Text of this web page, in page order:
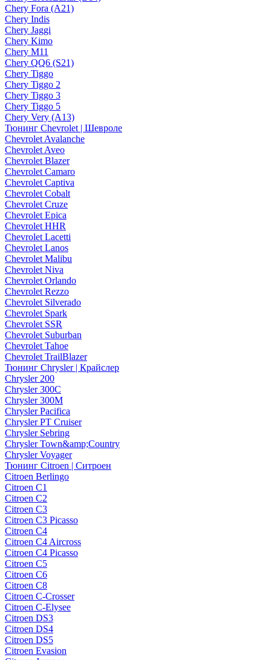
Chery Fora (A21)
Chery Indis
Chery Jaggi
Chery Kimo
Chery M11
Chery QQ6 (S21)
Chery Tiggo
Chery Tiggo 2
Chery Tiggo 3
Chery Tiggo 5
Chery Very (A13)
Тюнинг Chevrolet | Шевроле
Chevrolet Avalanche
Chevrolet Aveo
Chevrolet Blazer
Chevrolet Camaro
Chevrolet Captiva
Chevrolet Cobalt
Chevrolet Cruze
Chevrolet Epica
Chevrolet HHR
Chevrolet Lacetti
Chevrolet Lanos
Chevrolet Malibu
Chevrolet Niva
Chevrolet Orlando
Chevrolet Rezzo
Chevrolet Silverado
Chevrolet Spark
Chevrolet SSR
Chevrolet Suburban
Chevrolet Tahoe
Chevrolet TrailBlazer
Тюнинг Chrysler | Крайслер
Chrysler 200
Chrysler 300C
Chrysler 300M
Chrysler Pacifica
Chrysler PT Cruiser
Chrysler Sebring
Chrysler Town&amp;Country
Chrysler Voyager
Тюнинг Citroen | Ситроен
Citroen Berlingo
Citroen C1
Citroen C2
Citroen C3
Citroen C3 Picasso
Citroen C4
Citroen C4 Aircross
Citroen C4 Picasso
Citroen C5
Citroen C6
Citroen C8
Citroen C-Crosser
Citroen C-Elysee
Citroen DS3
Citroen DS4
Citroen DS5
Citroen Evasion